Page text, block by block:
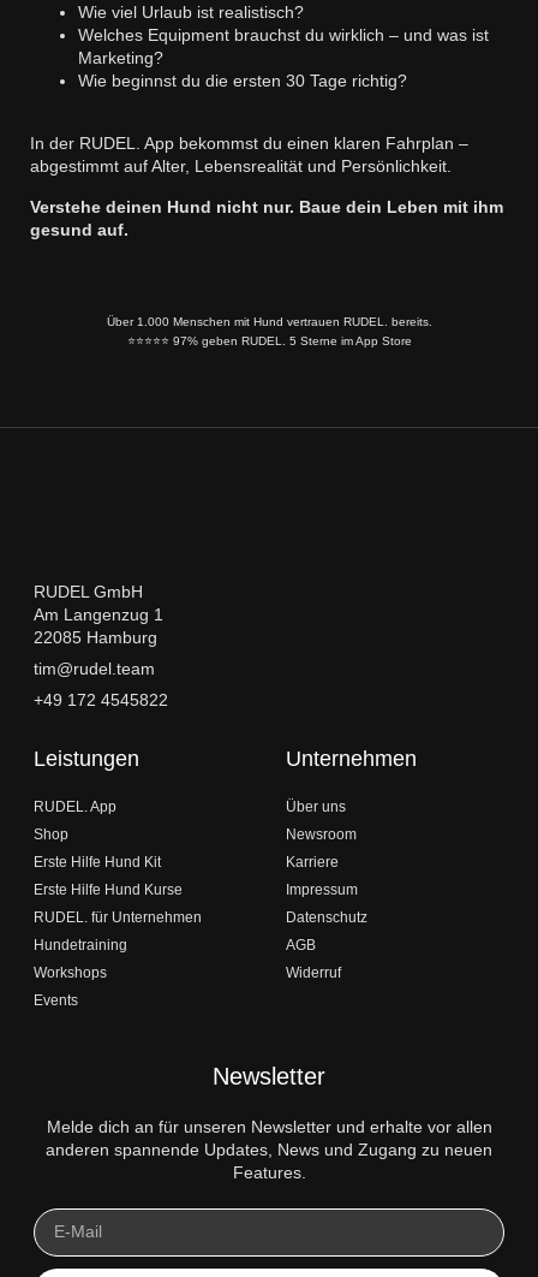
Wie viel Urlaub ist realistisch?
Welches Equipment brauchst du wirklich – und was ist
Marketing?
Wie beginnst du die ersten 30 Tage richtig?
In der RUDEL. App bekommst du einen klaren Fahrplan –
abgestimmt auf Alter, Lebensrealität und Persönlichkeit.
Verstehe deinen Hund nicht nur. Baue dein Leben mit ihm
gesund auf.
Über 1.000 Menschen mit Hund vertrauen RUDEL. bereits.
⭐️⭐️⭐️⭐️⭐️ 97% geben RUDEL. 5 Sterne im App Store
RUDEL GmbH
Am Langenzug 1
22085 Hamburg
tim@rudel.team
+49 172 4545822
Leistungen
RUDEL. App
Shop
Erste Hilfe Hund Kit
Erste Hilfe Hund Kurse
RUDEL. für Unternehmen
Hundetraining
Workshops
Events
Unternehmen
Über uns
Newsroom
Karriere
Impressum
Datenschutz
AGB
Widerruf
Newsletter
Melde dich an für unseren Newsletter und erhalte vor allen
anderen spannende Updates, News und Zugang zu neuen
Features.